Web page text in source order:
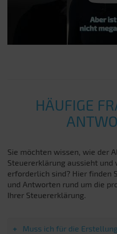
HÄUFIGE
Sie möchten wissen, wie der
Steuererklärung aussieht und
erforderlich sind? Hier finden
und Antworten rund um die
Ihrer Steuererklärung.
Muss ich für die